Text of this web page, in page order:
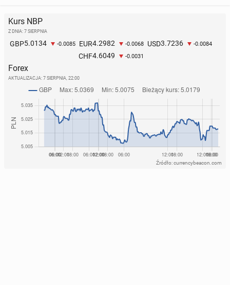
Kurs NBP
Z DNIA: 7 SIERPNIA
GBP5.0134 -0.0085 EUR4.2982 -0.0068 USD3.7236 -0.0084
CHF4.6049 -0.0031
Forex
AKTUALIZACJA: 7 SIERPNIA, 22:00
Źródło: currencybeacon.com